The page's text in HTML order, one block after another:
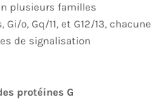
plusieurs familles
o, Gq/11, et G12/13, chacune
de signalisation
protéines G